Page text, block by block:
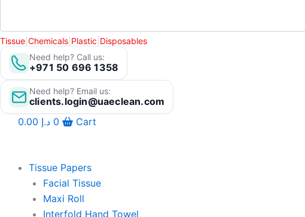
Tissue Chemicals Plastic Disposables
Need help? Call us:
+971 50 696 1358
Need help? Email us:
clients.login@uaeclean.com
د.إ 0 Cart
Tissue Papers
Facial Tissue
Maxi Roll
Interfold Hand Towel